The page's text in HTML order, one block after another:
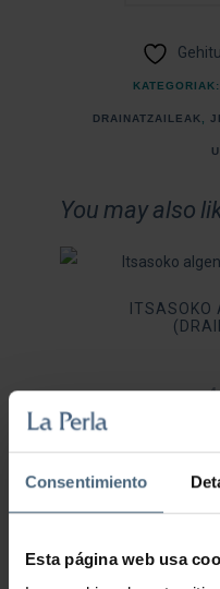
Consentimiento
Esta página web usa
KATEGORIAK:
DRAINATZAILEAK
You may also
ITSASOKO